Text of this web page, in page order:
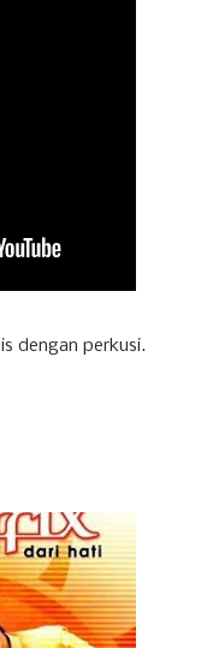
dengan perkusi.